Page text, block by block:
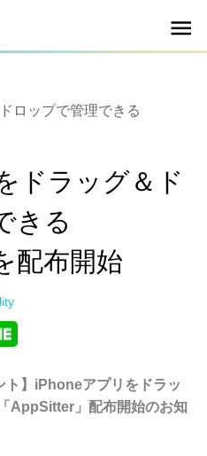
ロップで管理できる
ドラッグ＆ド
きる
配布開始
ト】iPhoneアプリをドラッ
AppSitter」配布開始のお知